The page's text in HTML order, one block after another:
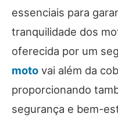
essenciais para
tranquilidade dos
oferecida por um
moto vai além da
proporcionando
segurança e bem-